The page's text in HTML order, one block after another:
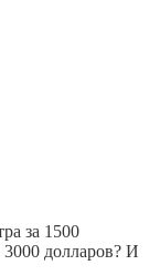
за 1500
долларов? И